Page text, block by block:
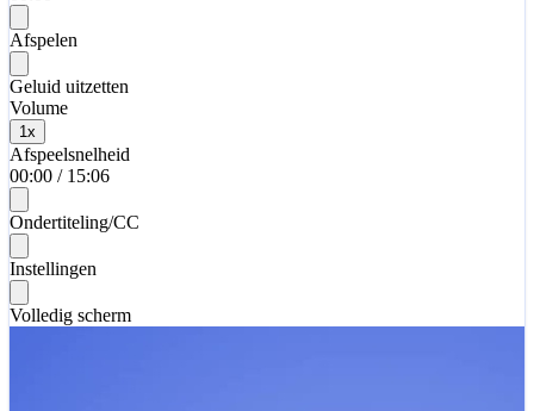
Afspelen
Geluid uitzetten
Volume
1 x
Afspeelsnelheid
00:00 / 15:06
Ondertiteling/CC
Instellingen
Volledig scherm